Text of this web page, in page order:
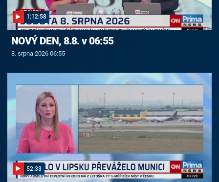
1:12:58
NOVÝ DEN, 8.8. v 06:55
8. srpna 2026 06:55
52:33